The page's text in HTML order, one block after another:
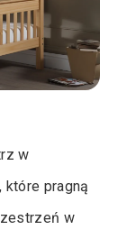
w
pragną
w